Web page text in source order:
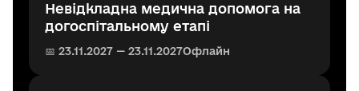
Невідкладна медична допомога на
догоспітальному етапі
📅 23.11.2027 — 23.11.2027Офлайн